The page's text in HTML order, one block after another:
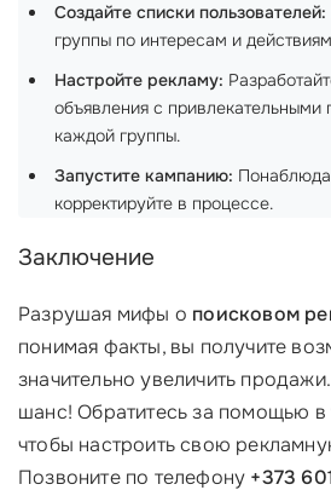
Создайте списки пользователей:
группы по интересам и
Настройте рекламу:
объявления с
каждой группы.
Запустите кампанию:
корректируйте в процессе.
Заключение
Разрушая мифы о поисковом
понимая факты, вы получите
значительно увеличить
шанс! Обратитесь за помощью в
чтобы настроить свою
Позвоните по телефону +373